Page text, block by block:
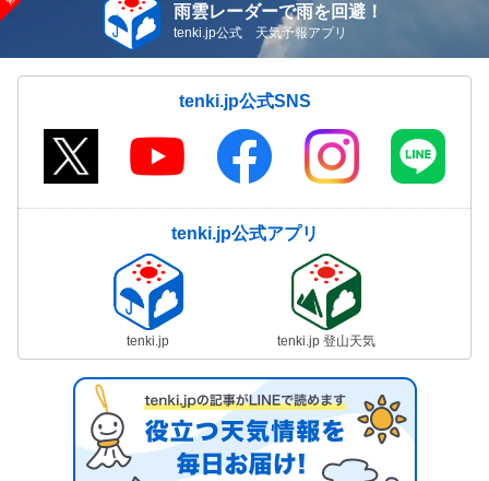
雨雲レーダーで雨を回避！
tenki.jp公式 天気予報アプリ
tenki.jp公式SNS
tenki.jp公式アプリ
tenki.jp tenki.jp 登山天気